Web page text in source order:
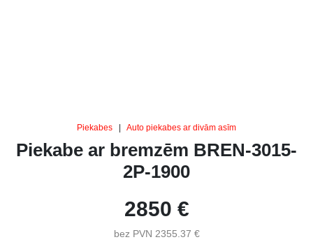
Piekabes | Auto piekabes ar divām asīm
Piekabe ar bremzēm BREN-3015-
2P-1900
2850 €
bez PVN 2355.37 €